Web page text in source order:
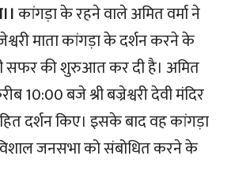
कांगड़ा के रहने वाले अमित वर्मा ने
माता कांगड़ा के दर्शन करने के
सफर की शुरुआत कर दी है। अमित
10:00 बजे श्री बज्रेश्वरी देवी मंदिर
दर्शन किए। इसके बाद वह कांगड़ा
जनसभा को संबोधित करने के